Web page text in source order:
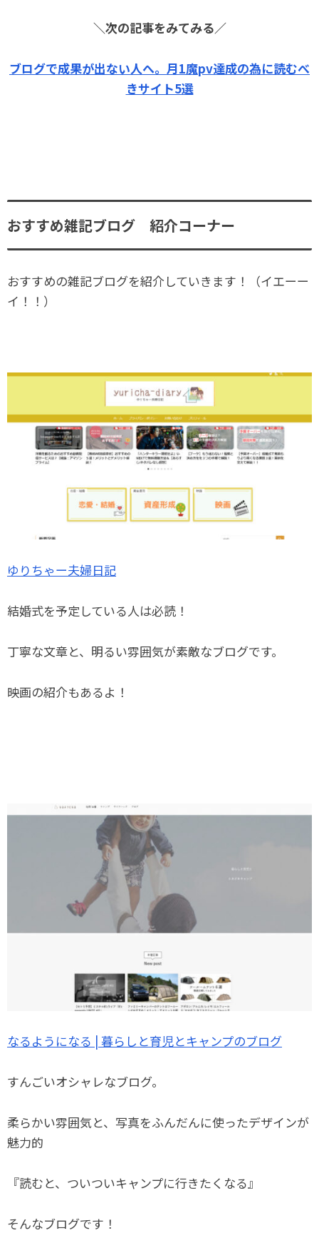
＼次の記事をみてみる／
ブログで成果が出ない人へ。月1魔pv達成の為に読むべ
きサイト5選
おすすめ雑記ブログ 紹介コーナー
おすすめの雑記ブログを紹介していきます！（イエーー
イ！！）
ゆりちゃー夫婦日記
結婚式を予定している人は必読！
丁寧な文章と、明るい雰囲気が素敵なブログです。
映画の紹介もあるよ！
なるようになる | 暮らしと育児とキャンプのブログ
すんごいオシャレなブログ。
柔らかい雰囲気と、写真をふんだんに使ったデザインが
魅力的
『読むと、ついついキャンプに行きたくなる』
そんなブログです！